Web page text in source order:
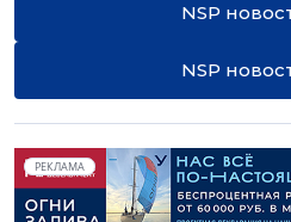
NSP
NSP
РЕКЛАМА